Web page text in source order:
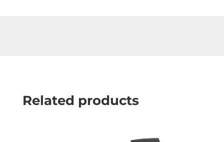
Related products